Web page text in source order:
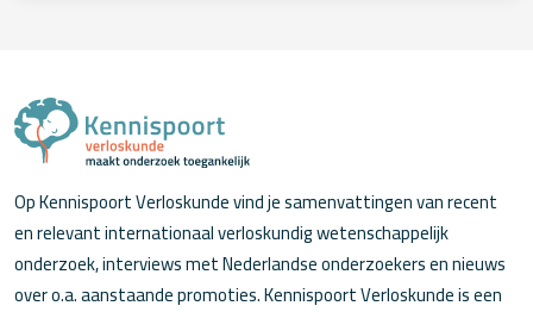
Op Kennispoort Verloskunde vind je samenvattingen van recent
en relevant internationaal verloskundig wetenschappelijk
onderzoek, interviews met Nederlandse onderzoekers en nieuws
over o.a. aanstaande promoties. Kennispoort Verloskunde is een